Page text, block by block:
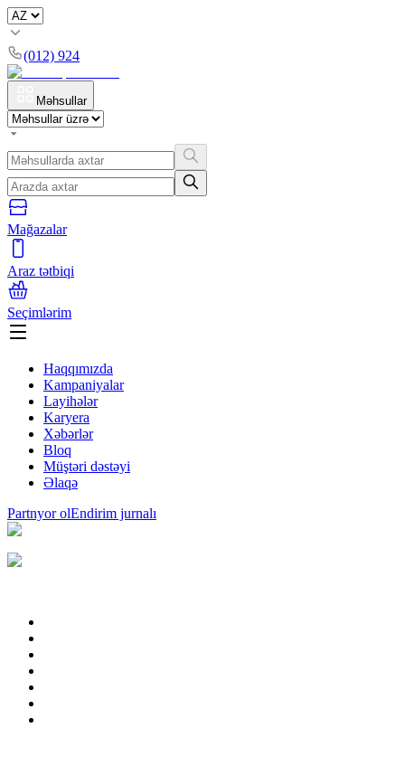
(012) 924
Məhsullar
Mağazalar
Araz tətbiqi
Seçimlərim
Haqqımızda
Kampaniyalar
Layihələr
Karyera
Xəbərlər
Bloq
Müştəri dəstəyi
Əlaqə
Partnyor olEndirim jurnalı